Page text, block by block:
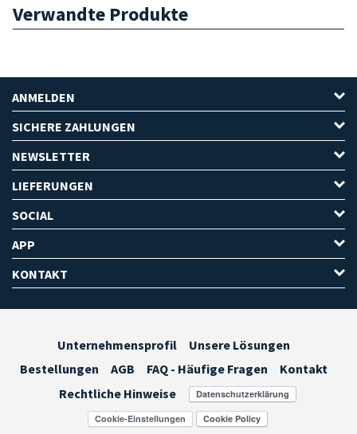
Verwandte Produkte
ANMELDEN
SICHERE ZAHLUNGEN
NEWSLETTER
LIEFERUNGEN
SOCIAL
APP
KONTAKT
Unternehmensprofil
Unsere Lösungen
Bestellungen
AGB FAQ - Häufige Fragen
Kontakt
Rechtliche Hinweise
Cookie-Einstellungen